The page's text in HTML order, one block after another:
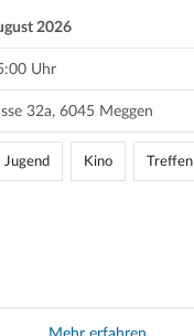
2026
Uhr
32a, 6045 Meggen
Jugend Kino Treffen